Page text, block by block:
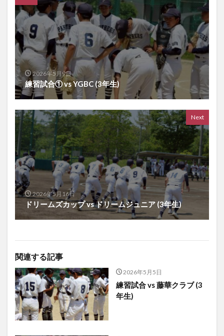
2026年5月9日
練習試合① vs YGBC (3年生)
Next
2026年5月16日
ドリームズカップ vs ドリームジュニア (3年生)
関連する記事
2026年5月5日
練習試合 vs 藤華クラブ (3
年生)